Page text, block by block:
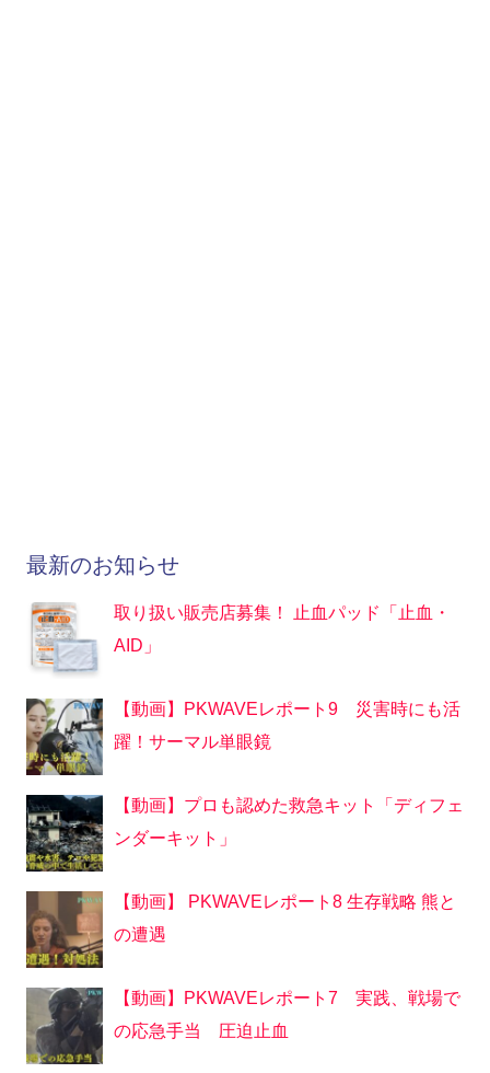
最新のお知らせ
取り扱い販売店募集！ 止血パッド「止血・
AID」
【動画】PKWAVEレポート9 災害時にも活
躍！サーマル単眼鏡
【動画】プロも認めた救急キット「ディフェ
ンダーキット」
【動画】 PKWAVEレポート8 生存戦略 熊と
の遭遇
【動画】PKWAVEレポート7 実践、戦場で
の応急手当 圧迫止血